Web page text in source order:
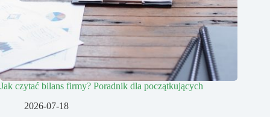
Jak czytać bilans firmy? Poradnik dla początkujących
2026-07-18